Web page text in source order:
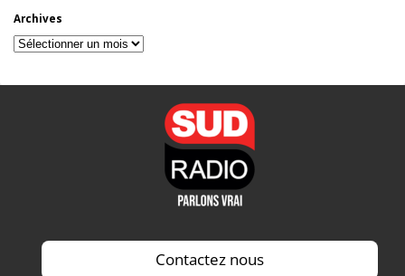
Archives
Archives
Contactez nous